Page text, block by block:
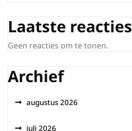
Laatste reacties
Geen reacties om te tonen.
Archief
augustus 2026
juli 2026